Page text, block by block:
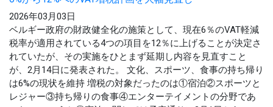
2026年03月03日
ベルギー政府の財政健全化の施策として、現在6％のVAT軽減
税率が適用されている4つの項目を12％に上げることが決定さ
れていたが、その実施をひとまず延期し内容を見直すこと
が、2月14日に発表された。 文化、スポーツ、食事の持ち帰り
は6%の現状を維持 増税の対象だったのは①宿泊②スポーツと
レジャー③持ち帰りの食事④エンターテイメントの分野であ